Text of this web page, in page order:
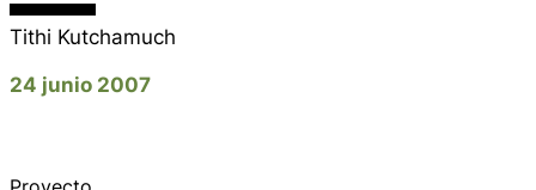
Tithi Kutchamuch
24 junio 2007